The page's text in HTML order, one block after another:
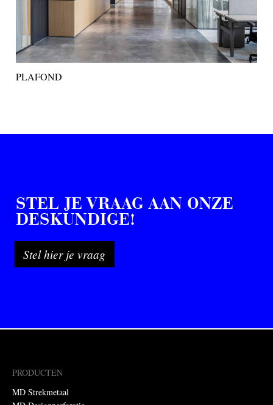
PLAFOND
STEL JE VRAAG AAN ONZE
DESKUNDIGE!
Stel hier je vraag
PRODUCTEN
MD Strekmetaal